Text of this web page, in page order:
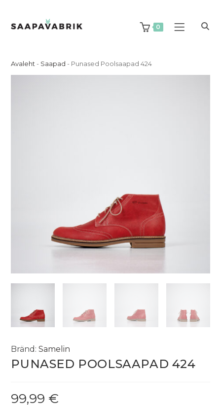
content
0
Avaleht - Saapad - Punased Poolsaapad 424
Bränd: Samelin
PUNASED POOLSAAPAD 424
99,99 €